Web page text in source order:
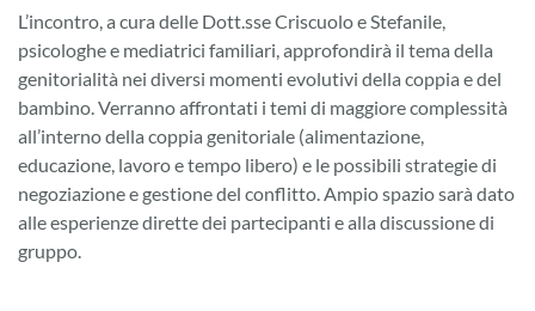
L’incontro, a cura delle Dott.sse Criscuolo e Stefanile,
psicologhe e mediatrici familiari, approfondirà il tema della
genitorialità nei diversi momenti evolutivi della coppia e del
bambino. Verranno affrontati i temi di maggiore complessità
all’interno della coppia genitoriale (alimentazione,
educazione, lavoro e tempo libero) e le possibili strategie di
negoziazione e gestione del conflitto. Ampio spazio sarà dato
alle esperienze dirette dei partecipanti e alla discussione di
gruppo.